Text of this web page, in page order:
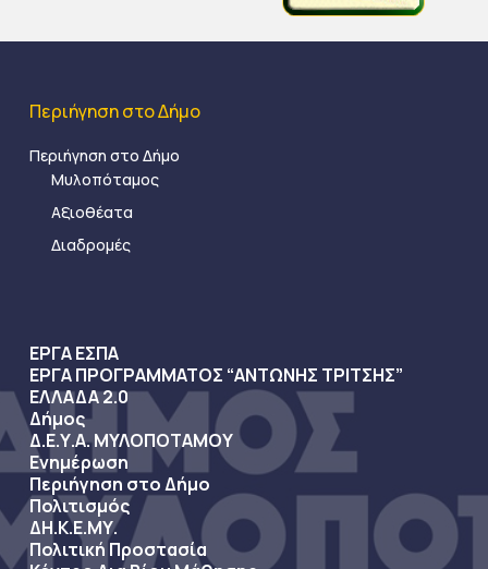
Περιήγηση στο Δήμο
Περιήγηση στο Δήμο
Μυλοπόταμος
Αξιοθέατα
Διαδρομές
ΕΡΓΑ ΕΣΠΑ
ΕΡΓΑ ΠΡΟΓΡΑΜΜΑΤΟΣ “ΑΝΤΩΝΗΣ ΤΡΙΤΣΗΣ”
ΕΛΛΑΔΑ 2.0
Δήμος
Δ.Ε.Υ.Α. ΜΥΛΟΠΟΤΑΜΟΥ
Ενημέρωση
Περιήγηση στο Δήμο
Πολιτισμός
ΔΗ.Κ.Ε.ΜΥ.
Πολιτική Προστασία